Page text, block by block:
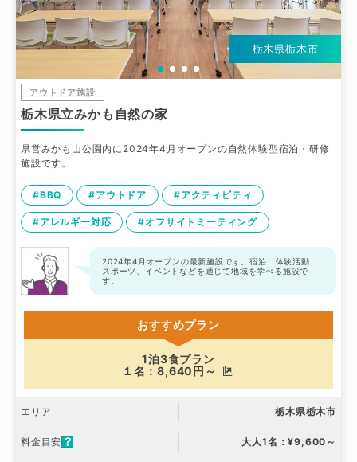
栃木県栃木市
アウトドア施設
栃木県立みかも自然の家
県営みかも山公園内に2024年4月オープンの自然体験型宿泊・研修
施設です。
#BBQ #アウトドア #アクティビティ
#アレルギー対応 #オフサイトミーティング
2024年4月オープンの最新施設です。宿泊、体験活動、
スポーツ、イベントなどを通じて地域を学べる施設で
す。
おすすめプラン
1泊3食プラン
１名：8,640円～
エリア 栃木県栃木市
料金目安 大人1名：¥9,600～